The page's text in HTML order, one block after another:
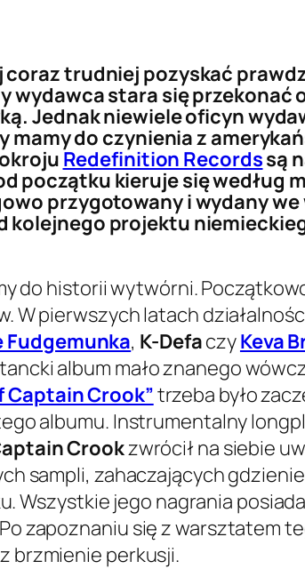
trudniej pozyskać
wydawca stara się przekonać
Jednak niewiele oficyn
mamy do czynienia z
Redefinition Recordssą
początku kieruje się według
przygotowany i wydany
projektu
do historii wytwórni.
pierwszych latach
Fudgemunka, K-DefaczyKeva
album mało znanego
Captain Crook”trzeba było
albumu. Instrumentalny
Crookzwrócił na siebie
sampli, zahaczających
Wszystkie jego nagrania
zapoznaniu się z warsztatem
brzmienie perkusji.